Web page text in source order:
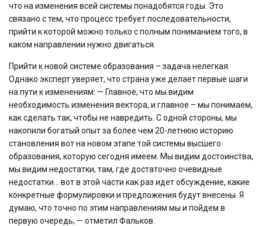
что на изменения всей системы понадобятся годы. Это
связано с тем, что процесс требует последовательности,
прийти к которой можно только с полным пониманием того, в
каком направлении нужно двигаться.
Прийти к новой системе образования – задача нелегкая.
Однако эксперт уверяет, что страна уже делает первые шаги
на пути к изменениям: — Главное, что мы видим
необходимость изменения вектора, и главное – мы понимаем,
как сделать так, чтобы не навредить. С одной стороны, мы
накопили богатый опыт за более чем 20-летнюю историю
становления вот на новом этапе той системы высшего
образования, которую сегодня имеем. Мы видим достоинства,
мы видим недостатки, там, где достаточно очевидные
недостатки… вот в этой части как раз идет обсуждение, какие
конкретные формулировки и предложения будут внесены. Я
думаю, что точно по этим направлениям мы и пойдем в
первую очередь, — отметил Фальков.